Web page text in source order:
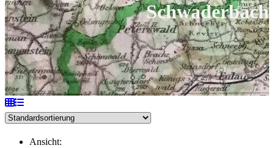
durchsuchen
Schwaderbach
Ansicht: